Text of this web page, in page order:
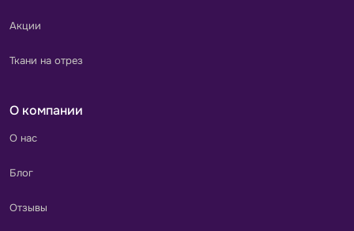
Акции
Ткани на отрез
О компании
О нас
Блог
Отзывы